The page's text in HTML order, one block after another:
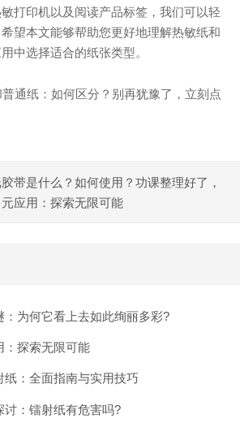
打印机以及阅读产品标签，我们可以轻
望本文能够帮助您更好地理解热敏纸和
中选择适合的纸张类型。
通纸：如何区分？别再犹豫了，立刻点
带是什么？如何使用？功课整理好了，
应用：探索无限可能
：为何它看上去如此绚丽多彩?
：探索无限可能
纸：全面指南与实用技巧
讨：镭射纸有危害吗?